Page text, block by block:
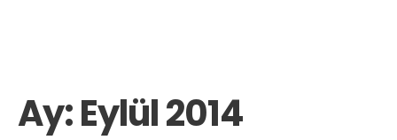
Ay:Eylül 2014